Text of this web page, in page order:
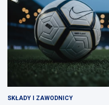
SKŁADY I ZAWODNICY